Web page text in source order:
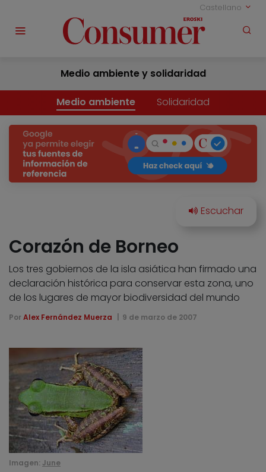
Castellano
Medio ambiente y solidaridad
Medio ambiente Solidaridad
Corazón de Borneo
Los tres gobiernos de la isla asiática han firmado una
declaración histórica para conservar esta zona, uno
de los lugares de mayor biodiversidad del mundo
Por Alex Fernández Muerza 9 de marzo de 2007
Imagen: June